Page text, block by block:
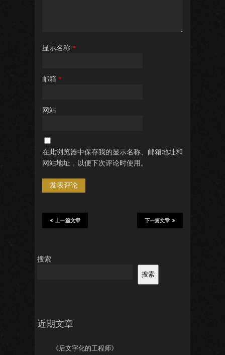
显示名称 *
邮箱 *
网站
在此浏览器中保存我的显示名称、邮箱地址和
网站地址，以便下次评论时使用。
下一篇文章
上一篇文章
搜索
搜索
近期文章
《后文字化的工程师》